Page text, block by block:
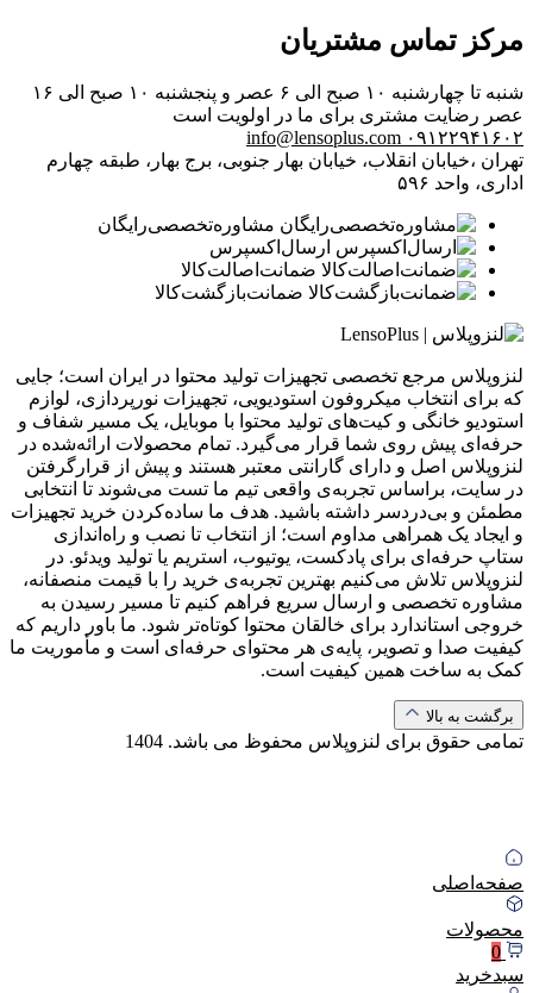
مرکز تماس مشتریان
شنبه تا چهارشنبه ۱۰ صبح الی ۶ عصر و پنجشنبه ۱۰ صبح الی ۱۶
عصر رضایت مشتری برای ما در اولویت است
۰۹۱۲۲۹۴۱۶۰۲ info@lensoplus.com
تهران ،خیابان انقلاب، خیابان بهار جنوبی، برج بهار، طبقه چهارم
اداری، واحد ۵۹۶
مشاوره‌تخصصی‌رایگان
ارسال‌اکسپرس
ضمانت‌اصالت‌کالا
ضمانت‌بازگشت‌کالا
لنزوپلاس مرجع تخصصی تجهیزات تولید محتوا در ایران است؛ جایی
که برای انتخاب میکروفون استودیویی، تجهیزات نورپردازی، لوازم
استودیو خانگی و کیت‌های تولید محتوا با موبایل، یک مسیر شفاف و
حرفه‌ای پیش روی شما قرار می‌گیرد. تمام محصولات ارائه‌شده در
لنزوپلاس اصل و دارای گارانتی معتبر هستند و پیش از قرارگرفتن
در سایت، براساس تجربه‌ی واقعی تیم ما تست می‌شوند تا انتخابی
مطمئن و بی‌دردسر داشته باشید. هدف ما ساده‌کردن خرید تجهیزات
و ایجاد یک همراهی مداوم است؛ از انتخاب تا نصب و راه‌اندازی
ستاپ حرفه‌ای برای پادکست، یوتیوب، استریم یا تولید ویدئو. در
لنزوپلاس تلاش می‌کنیم بهترین تجربه‌ی خرید را با قیمت منصفانه،
مشاوره تخصصی و ارسال سریع فراهم کنیم تا مسیر رسیدن به
خروجی استاندارد برای خالقان محتوا کوتاه‌تر شود. ما باور داریم که
کیفیت صدا و تصویر، پایه‌ی هر محتوای حرفه‌ای است و مأموریت ما
کمک به ساخت همین کیفیت است.
برگشت به بالا
تمامی حقوق برای لنزوپلاس محفوظ می باشد. 1404
صفحه‌اصلی
محصولات
0
سبد‌خرید